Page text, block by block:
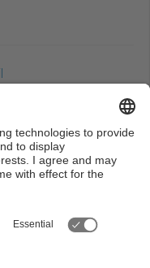
on this work is
license:Attribution-